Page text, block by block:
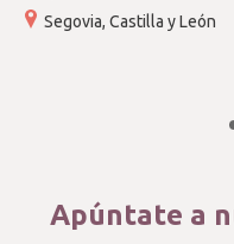
Segovia, Castilla y León
Apúntate a